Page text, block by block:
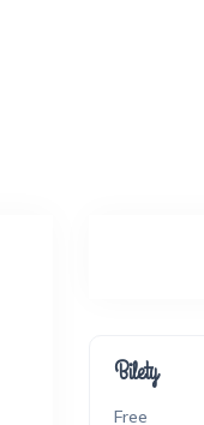
Bilety
Free